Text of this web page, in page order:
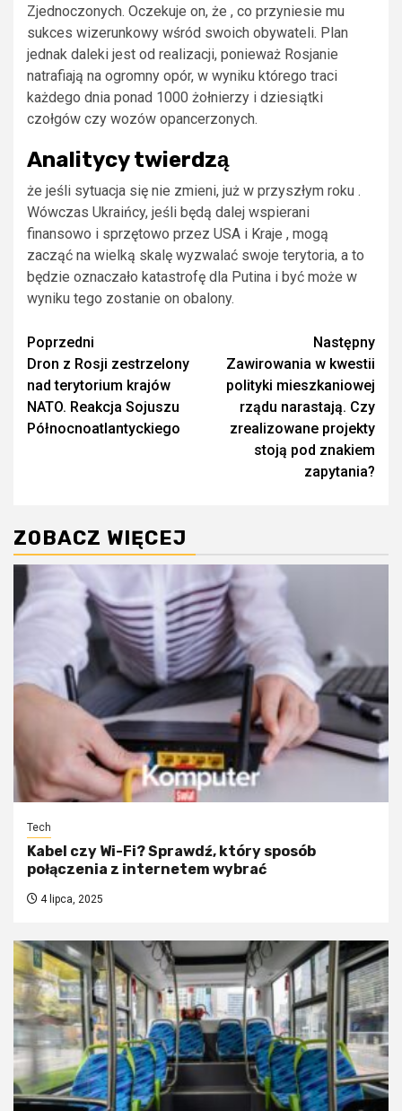
Zjednoczonych. Oczekuje on, że , co przyniesie mu
sukces wizerunkowy wśród swoich obywateli. Plan
jednak daleki jest od realizacji, ponieważ Rosjanie
natrafiają na ogromny opór, w wyniku którego traci
każdego dnia ponad 1000 żołnierzy i dziesiątki
czołgów czy wozów opancerzonych.
Analitycy twierdzą
że jeśli sytuacja się nie zmieni, już w przyszłym roku .
Wówczas Ukraińcy, jeśli będą dalej wspierani
finansowo i sprzętowo przez USA i Kraje , mogą
zacząć na wielką skalę wyzwalać swoje terytoria, a to
będzie oznaczało katastrofę dla Putina i być może w
wyniku tego zostanie on obalony.
Zobacz
wpisy
Poprzedni
Dron z Rosji zestrzelony
nad terytorium krajów
NATO. Reakcja Sojuszu
Północnoatlantyckiego
Następny
Zawirowania w kwestii
polityki mieszkaniowej
rządu narastają. Czy
zrealizowane projekty
stoją pod znakiem
zapytania?
ZOBACZ WIĘCEJ
Tech
Kabel czy Wi-Fi? Sprawdź, który sposób
połączenia z internetem wybrać
4 lipca, 2025